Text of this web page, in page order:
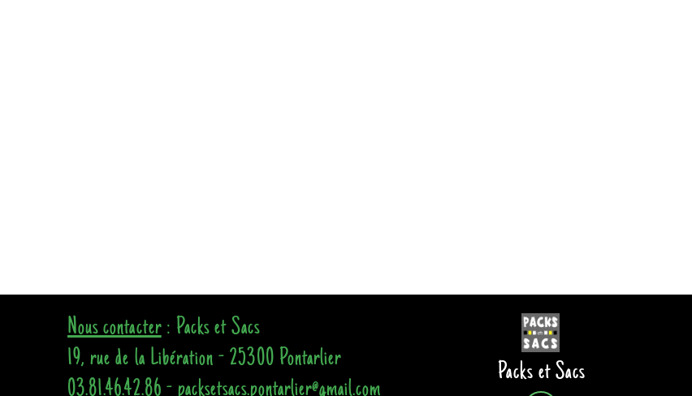
Packs et Sacs
Nous contacter: Packs et Sacs
19, rue de la Libération - 25300 Pontarlier
03.81.46.42.86 - packsetsacs.pontarlier@gmail.com